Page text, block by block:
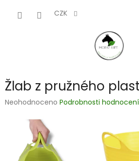
CZK
Žlab z pružného
Průměrné
produktu
Neohodnoceno Podrobnosti hodnocení